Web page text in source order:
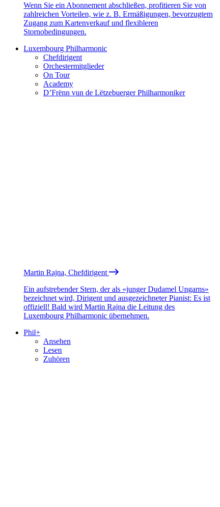
Wenn Sie ein Abonnement abschließen, profitieren Sie von
zahlreichen Vorteilen, wie z. B. Ermäßigungen, bevorzugtem
Zugang zum Kartenverkauf und flexibleren
Stornobedingungen.
Luxembourg Philharmonic
Chefdirigent
Orchestermitglieder
On Tour
Academy
D’Frënn vun de Lëtzebuerger Philharmoniker
Martin Rajna, Chefdirigent
Ein aufstrebender Stern, der als «junger Dudamel Ungarns»
bezeichnet wird, Dirigent und ausgezeichneter Pianist: Es ist
offiziell! Bald wird Martin Rajna die Leitung des
Luxembourg Philharmonic übernehmen.
Phil+
Ansehen
Lesen
Zuhören